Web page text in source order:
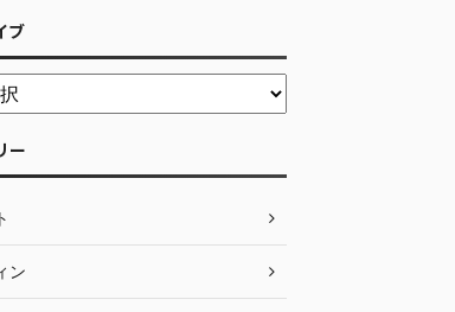
ブ
ー
ン